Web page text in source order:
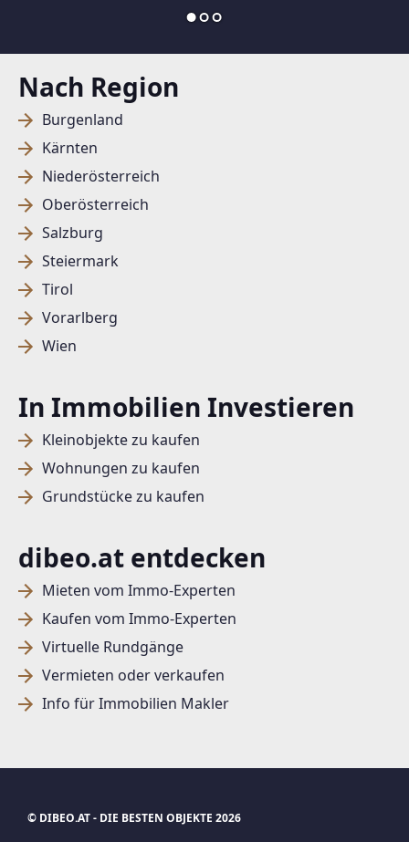
Nach Region
Burgenland
Kärnten
Niederösterreich
Oberösterreich
Salzburg
Steiermark
Tirol
Vorarlberg
Wien
In Immobilien Investieren
Kleinobjekte zu kaufen
Wohnungen zu kaufen
Grundstücke zu kaufen
dibeo.at entdecken
Mieten vom Immo-Experten
Kaufen vom Immo-Experten
Virtuelle Rundgänge
Vermieten oder verkaufen
Info für Immobilien Makler
© DIBEO.AT - DIE BESTEN OBJEKTE 2026